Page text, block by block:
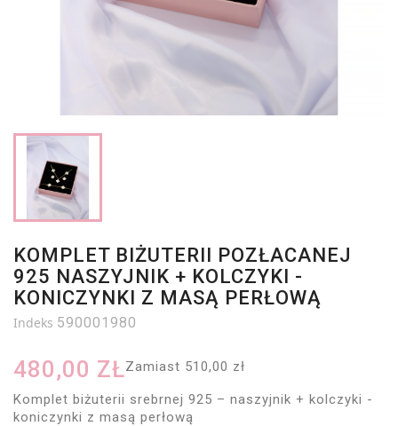
KOMPLET BIŻUTERII POZŁACANEJ
925 NASZYJNIK + KOLCZYKI -
KONICZYNKI Z MASĄ PERŁOWĄ
Indeks 590001980
480,00 ZŁZamiast 510,00 zł
Komplet biżuterii srebrnej 925 – naszyjnik + kolczyki -
koniczynki z masą perłową